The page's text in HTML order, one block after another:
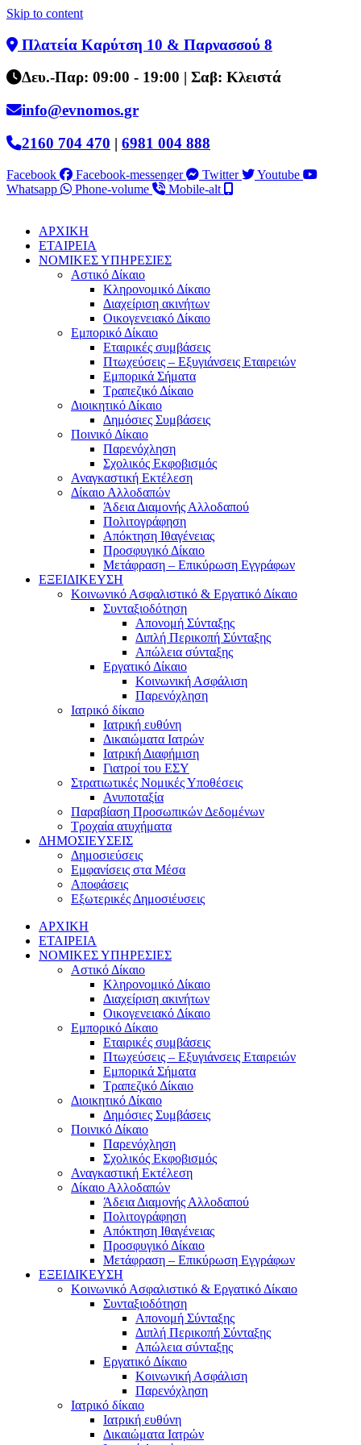
Skip to content
Πλατεία Καρύτση 10 & Παρνασσού 8
Δευ.-Παρ: 09:00 - 19:00 | Σαβ: Κλειστά
info@evnomos.gr
2160 704 470 | 6981 004 888
Facebook Facebook-messenger Twitter
Youtube
Whatsapp
Phone-volume Mobile-alt
ΑΡΧΙΚΗ
ΕΤΑΙΡΕΙΑ
ΝΟΜΙΚΕΣ ΥΠΗΡΕΣΙΕΣ
Αστικό Δίκαιο
Κληρονομικό Δίκαιο
Διαχείριση ακινήτων
Οικογενειακό Δίκαιο
Εμπορικό Δίκαιο
Εταιρικές συμβάσεις
Πτωχεύσεις – Εξυγιάνσεις Εταιρειών
Εμπορικά Σήματα
Τραπεζικό Δίκαιο
Διοικητικό Δίκαιο
Δημόσιες Συμβάσεις
Ποινικό Δίκαιο
Παρενόχληση
Σχολικός Εκφοβισμός
Αναγκαστική Εκτέλεση
Δίκαιο Αλλοδαπών
Άδεια Διαμονής Αλλοδαπού
Πολιτογράφηση
Απόκτηση Ιθαγένειας
Προσφυγικό Δίκαιο
Μετάφραση – Επικύρωση Εγγράφων
ΕΞΕΙΔΙΚΕΥΣΗ
Κοινωνικό Ασφαλιστικό & Εργατικό Δίκαιο
Συνταξιοδότηση
Απονομή Σύνταξης
Διπλή Περικοπή Σύνταξης
Απώλεια σύνταξης
Εργατικό Δίκαιο
Κοινωνική Ασφάλιση
Παρενόχληση
Ιατρικό δίκαιο
Ιατρική ευθύνη
Δικαιώματα Ιατρών
Ιατρική Διαφήμιση
Γιατροί του ΕΣΥ
Στρατιωτικές Νομικές Υποθέσεις
Ανυποταξία
Παραβίαση Προσωπικών Δεδομένων
Τροχαία ατυχήματα
ΔΗΜΟΣΙΕΥΣΕΙΣ
Δημοσιεύσεις
Εμφανίσεις στα Μέσα
Αποφάσεις
Εξωτερικές Δημοσιέυσεις
ΑΡΧΙΚΗ
ΕΤΑΙΡΕΙΑ
ΝΟΜΙΚΕΣ ΥΠΗΡΕΣΙΕΣ
Αστικό Δίκαιο
Κληρονομικό Δίκαιο
Διαχείριση ακινήτων
Οικογενειακό Δίκαιο
Εμπορικό Δίκαιο
Εταιρικές συμβάσεις
Πτωχεύσεις – Εξυγιάνσεις Εταιρειών
Εμπορικά Σήματα
Τραπεζικό Δίκαιο
Διοικητικό Δίκαιο
Δημόσιες Συμβάσεις
Ποινικό Δίκαιο
Παρενόχληση
Σχολικός Εκφοβισμός
Αναγκαστική Εκτέλεση
Δίκαιο Αλλοδαπών
Άδεια Διαμονής Αλλοδαπού
Πολιτογράφηση
Απόκτηση Ιθαγένειας
Προσφυγικό Δίκαιο
Μετάφραση – Επικύρωση Εγγράφων
ΕΞΕΙΔΙΚΕΥΣΗ
Κοινωνικό Ασφαλιστικό & Εργατικό Δίκαιο
Συνταξιοδότηση
Απονομή Σύνταξης
Διπλή Περικοπή Σύνταξης
Απώλεια σύνταξης
Εργατικό Δίκαιο
Κοινωνική Ασφάλιση
Παρενόχληση
Ιατρικό δίκαιο
Ιατρική ευθύνη
Δικαιώματα Ιατρών